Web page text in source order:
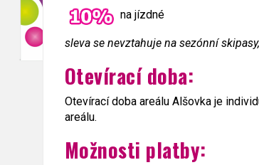
na jízdné
sleva se nevztahuje na sezónní
Otevírací doba:
Otevírací doba areálu Alšovka je
areálu.
Možnosti platby: